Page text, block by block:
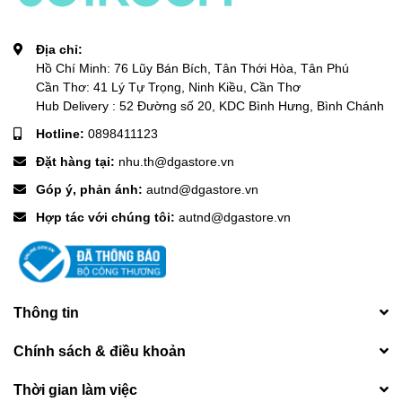
Địa chỉ:
Hồ Chí Minh: 76 Lũy Bán Bích, Tân Thới Hòa, Tân Phú
Cần Thơ: 41 Lý Tự Trọng, Ninh Kiều, Cần Thơ
Hub Delivery : 52 Đường số 20, KDC Bình Hưng, Bình Chánh
Hotline: 0898411123
Đặt hàng tại: nhu.th@dgastore.vn
Góp ý, phản ánh: autnd@dgastore.vn
Hợp tác với chúng tôi: autnd@dgastore.vn
Thông tin
Chính sách & điều khoản
Thời gian làm việc